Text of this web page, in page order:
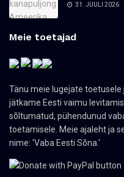
31. JUULI 2026
Meie toetajad
Tänu meie lugejate
jätkame Eesti vaimu
sõltumatud, pühendunud
toetamisele. Meie ajaleht ja
nime: 'Vaba Eesti Sõna.'